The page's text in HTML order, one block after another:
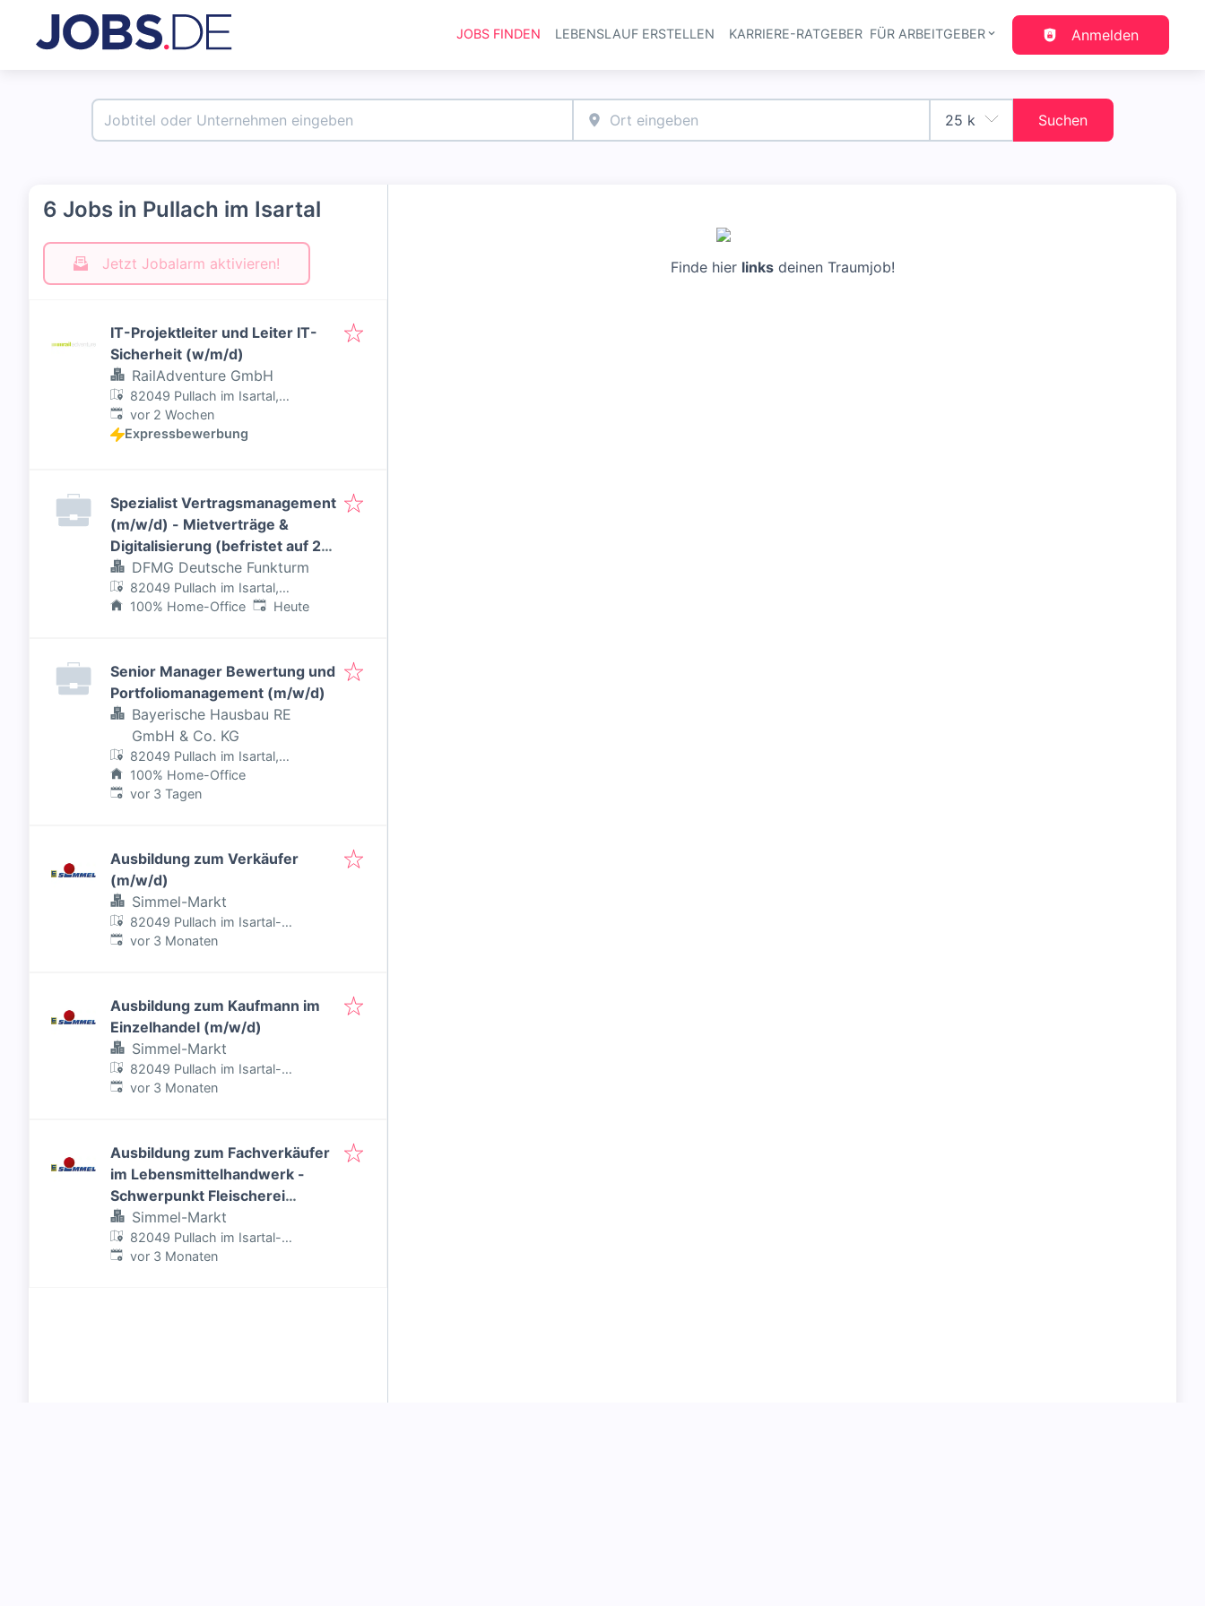
Haupt-Navigation
JOBS FINDEN LEBENSLAUF ERSTELLEN KARRIERE-RATGEBER FÜR ARBEITGEBER Anmelden
Suchen
6 Jobs in Pullach im Isartal
Jetzt Jobalarm aktivieren!
IT-Projektleiter und Leiter IT-
Sicherheit (w/m/d)
RailAdventure GmbH
82049 Pullach im Isartal,
Deutschland
Veröffentlicht:
vor 2 Wochen
Expressbewerbung
Spezialist Vertragsmanagement
(m/w/d) - Mietverträge &
Digitalisierung (befristet auf 2
Jahre)DFMG Deutsche Funkturm
82049 Pullach im Isartal,
Deutschland
100% Home-Office Veröffentlicht
Heute
Senior Manager Bewertung und
Portfoliomanagement (m/w/d)
Bayerische Hausbau RE
GmbH & Co. KG
82049 Pullach im Isartal,
Deutschland
100% Home-Office
Veröffentlicht:
vor 3 Tagen
Ausbildung zum Verkäufer
(m/w/d)
Simmel-Markt
82049 Pullach im Isartal-
Höllriegelskreuth, Deutschland
Veröffentlicht:
vor 3 Monaten
Ausbildung zum Kaufmann im
Einzelhandel (m/w/d)
Simmel-Markt
82049 Pullach im Isartal-
Höllriegelskreuth, Deutschland
Veröffentlicht:
vor 3 Monaten
Ausbildung zum Fachverkäufer
im Lebensmittelhandwerk -
Schwerpunkt Fleischerei
(m/w/d)
Simmel-Markt
82049 Pullach im Isartal-
Höllriegelskreuth, Deutschland
Veröffentlicht:
vor 3 Monaten
Finde hier linksdeinen Traumjob!